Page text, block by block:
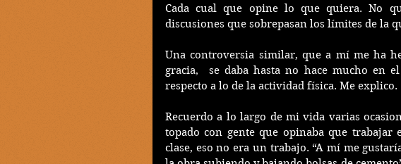
Cada cual que opine lo que quiera. No
discusiones que sobrepasan los límites de la
Una controversia similar, que a mí me ha
gracia,  se daba hasta no hace mucho en
respecto a lo de la actividad física. Me explico.
Recuerdo a lo largo de mi vida varias
topado con gente que opinaba que
clase, eso no era un trabajo. “A mí me